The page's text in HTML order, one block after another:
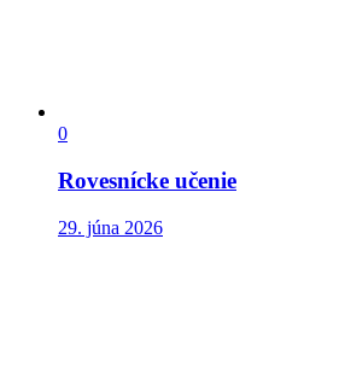
0
Rovesnícke učenie
29. júna 2026